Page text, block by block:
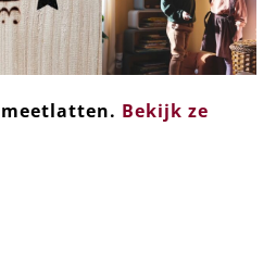
meetlatten. Bekijk ze